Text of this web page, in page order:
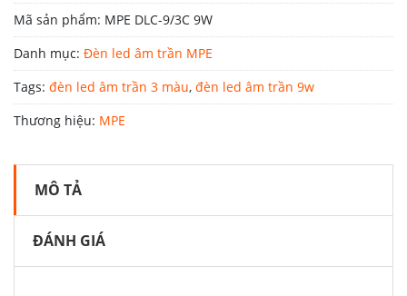
Mã sản phẩm: MPE DLC-9/3C 9W
Danh mục: Đèn led âm trần MPE
Tags: đèn led âm trần 3 màu, đèn led âm trần 9w
Thương hiệu: MPE
MÔ TẢ
ĐÁNH GIÁ